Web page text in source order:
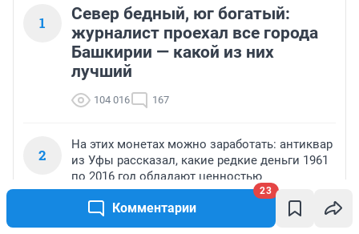
Комментарии
23
1
Север бедный, юг богатый:
журналист проехал все города
Башкирии — какой из них
лучший
104 016 167
2
На этих монетах можно заработать: антиквар
из Уфы рассказал, какие редкие деньги 1961
по 2016 год обладают ценностью
46 682 11